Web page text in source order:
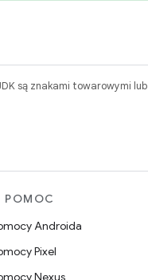
są znakami towarowymi lub
POMOC
Androida
Pixel
Nexus